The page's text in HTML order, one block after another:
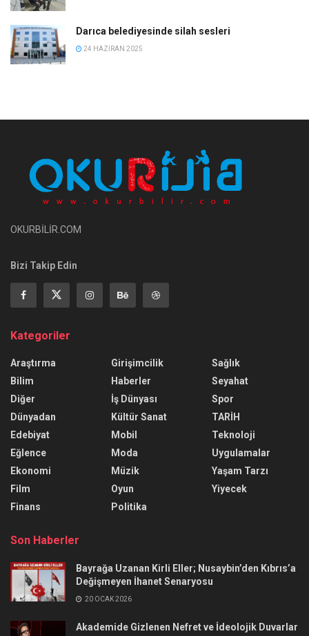
Darıca belediyesinde silah sesleri
24 HAZIRAN 2025
OKURBİLİR.COM
Bizi Takip Edin
Kategoriler
Araştırma
Bilim
Diğer
Dünyadan
Edebiyat
Eğlence
Ekonomi
Film
Finans
Girişimcilik
Haberler
İş Dünyası
Kültür Sanat
Mobil
Moda
Müzik
Oyun
Politika
Sağlık
Seyahat
Spor
TARİH
Teknoloji
Uygulamalar
Yaşam Tarzı
Yiyecek
Son Haberler
Bayrağa Uzanan Kirli Eller; Nusaybin’den Kıbrıs’a
Değişmeyen İhanet Senaryosu
20 OCAK 2026
Akademide Gizlenen Nefret ve İdeolojik Duvarlar